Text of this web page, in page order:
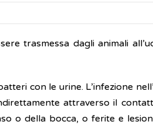
trasmessa dagli animali
con le urine. L’infezione
attraverso il
o della bocca, o ferite e